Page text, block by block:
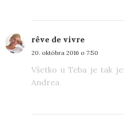
rêve de vivre
20. októbra 2016 o 7:50
Všetko u Teba je tak
Andrea